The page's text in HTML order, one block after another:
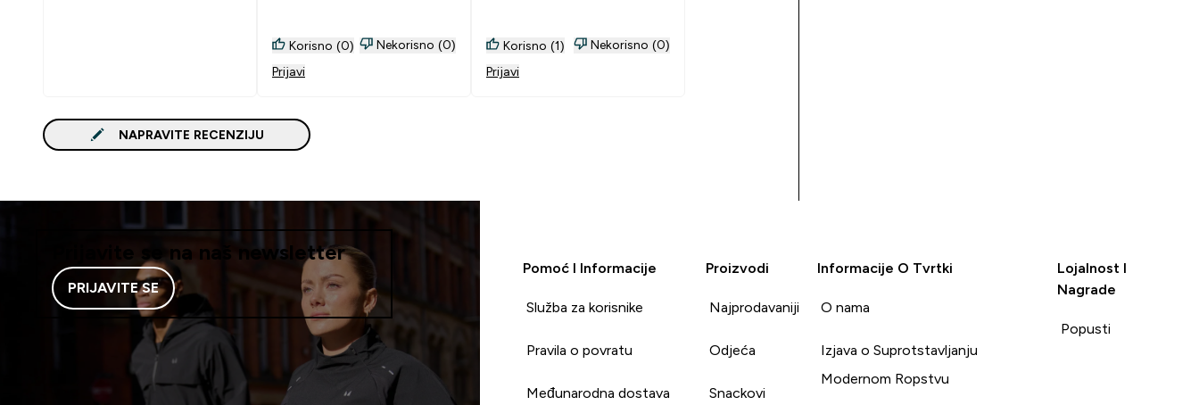
Korisno (0)
Nekorisno (0)
Prijavi
Korisno (1)
Nekorisno (0)
Prijavi
NAPRAVITE RECENZIJU
Prijavite se na naš newsletter
PRIJAVITE SE
Pomoć I Informacije
Služba za korisnike
Pravila o povratu
Međunarodna dostava
Proizvodi
Najprodavaniji
Odjeća
Snackovi
Informacije O Tvrtki
O nama
Izjava o Suprotstavljanju
Modernom Ropstvu
Lojalnost I
Nagrade
Popusti